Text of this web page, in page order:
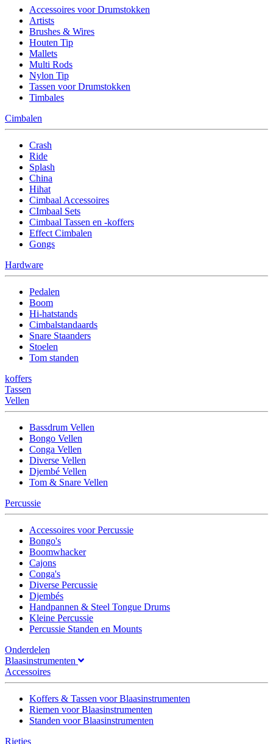
Accessoires voor Drumstokken
Artists
Brushes & Wires
Houten Tip
Mallets
Multi Rods
Nylon Tip
Tassen voor Drumstokken
Timbales
Cimbalen
Crash
Ride
Splash
China
Hihat
Cimbaal Accessoires
CImbaal Sets
Cimbaal Tassen en -koffers
Effect Cimbalen
Gongs
Hardware
Pedalen
Boom
Hi-hatstands
Cimbalstandaards
Snare Staanders
Stoelen
Tom standen
koffers
Tassen
Vellen
Bassdrum Vellen
Bongo Vellen
Conga Vellen
Diverse Vellen
Djembé Vellen
Tom & Snare Vellen
Percussie
Accessoires voor Percussie
Bongo's
Boomwhacker
Cajons
Conga's
Diverse Percussie
Djembés
Handpannen & Steel Tongue Drums
Kleine Percussie
Percussie Standen en Mounts
Onderdelen
Blaasinstrumenten
Accessoires
Koffers & Tassen voor Blaasinstrumenten
Riemen voor Blaasinstrumenten
Standen voor Blaasinstrumenten
Rietjes